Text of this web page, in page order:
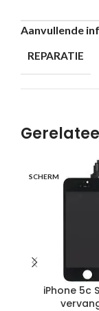
Aanvullende
REPARATIE
SCHERM
iPhone 5c